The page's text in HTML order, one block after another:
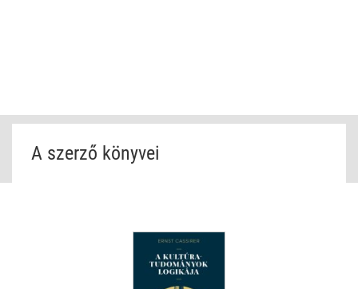
A szerző könyvei